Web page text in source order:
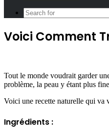
Voici Comment
Tout le monde voudrait garder
problème, la peau y étant plus
Voici une recette naturelle qui va
Ingrédients :